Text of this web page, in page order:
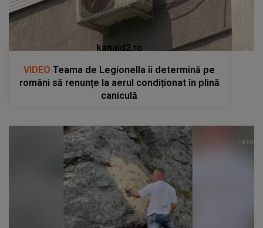
kanald2.ro
VIDEO Teama de Legionella îi determină pe
români să renunțe la aerul condiționat în plină
caniculă